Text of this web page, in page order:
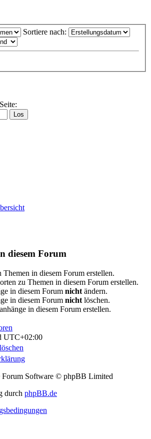
Sortiere nach:
diesem Forum
Themen in diesem Forum erstellen.
zu Themen in diesem Forum erstellen.
in diesem Forum nicht ändern.
in diesem Forum nicht löschen.
in diesem Forum erstellen.
UTC+02:00
Software © phpBB Limited
durch phpBB.de